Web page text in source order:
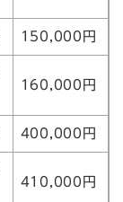
150,000円
160,000円
400,000円
410,000円